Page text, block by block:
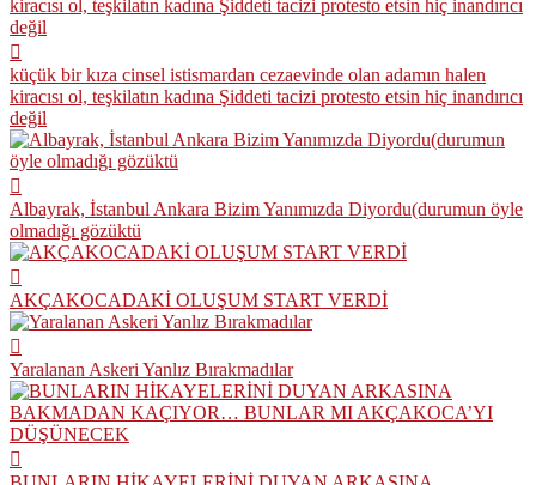
küçük bir kıza cinsel istismardan cezaevinde olan adamın halen
kiracısı ol, teşkilatın kadına Şiddeti tacizi protesto etsin hiç inandırıcı
değil
Albayrak, İstanbul Ankara Bizim Yanımızda Diyordu(durumun öyle
olmadığı gözüktü
AKÇAKOCADAKİ OLUŞUM START VERDİ
Yaralanan Askeri Yanlız Bırakmadılar